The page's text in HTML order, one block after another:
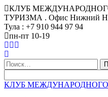
КЛУБ
ТУРИЗМА . Офис Нижний
Тула : +7 910 944 97 94
пн-пт 10-19
Найти:
КЛУБ